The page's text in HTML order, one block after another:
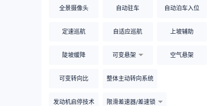
全景摄像头 自动驻车 自动泊车入位
定速巡航 自适应巡航 上坡辅助
陡坡缓降 可变悬架 空气悬架
可变转向比 整体主动转向系统
发动机启停技术 限滑差速器/差速锁